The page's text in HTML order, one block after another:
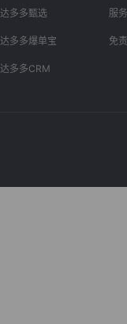
达多多甄选
达多多爆单宝
达多多CRM
服
免